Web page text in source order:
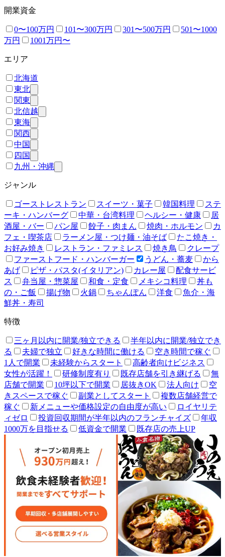
開業資金
0〜100万円 101〜300万円 301〜500万円
501〜1000
万円
1001万円〜
エリア
北海道
東北
関東
北信越
東海
関西
中国
四国
九州・沖縄
ジャンル
ゴーストレストラン スイーツ・菓子 韓国料理
ステ
ーキ・ハンバーグ
中華・台湾料理 ヘルシー・健康
居
酒屋・バー
パン屋 餃子・肉まん 焼肉・ホルモン
カ
フェ・喫茶店
ラーメン屋・つけ麺・油そば
たこ焼き・
お好み焼き
レストラン・ファミレス 焼き鳥
クレープ
ファーストフード・ハンバーガー
うどん・蕎麦
から
あげ
ピザ・パスタ(イタリアン) カレー屋
配食サービ
ス
弁当屋・惣菜屋 和食・定食 メキシコ料理
丼も
の・ご飯
揚げ物 火鍋 ちゃんぽん 洋食
魚介・海
鮮丼・寿司
特徴
三ヶ月以内に開業/独立できる
半年以内に開業/独立でき
る
夫婦で独立 好きな時間に働ける
空き時間で稼ぐ
1人で開業
未経験からスタート
高齢者向けビジネス
女性が活躍！
研修制度有り 既存店舗を引き継げる
無
店舗で開業
10坪以下で開業 居抜きOK 法人向け
空
きスペースで稼ぐ
副業としてスタート
複数店舗経営で
稼ぐ
新メニューや価格設定の自由度が高い
ロイヤリテ
ィゼロ
投資回収期間が半年以内のフランチャイズ
年収
1000万を目指せる
低資金で開業 既存店の売上UP